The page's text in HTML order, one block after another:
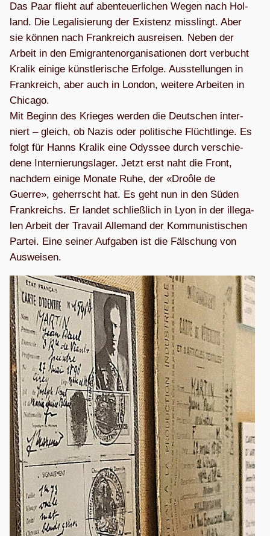
Das Paar flieht auf aben­teu­er­li­chen Wegen nach Hol­
land. Die Lega­li­sie­rung der Exis­tenz miss­lingt. Aber
sie kön­nen nach Frank­reich aus­rei­sen. Neben der
Arbeit in den Emi­gran­ten­or­ga­ni­sa­tio­nen dort ver­bucht
Kra­lik einige künst­le­ri­sche Erfolge. Aus­stel­lun­gen in
Frank­reich, aber auch in Lon­don, wei­tere Arbei­ten in
Chi­cago.
Mit Beginn des Krie­ges wer­den die Deut­schen inter­
niert – gleich, ob Nazis oder poli­ti­sche Flücht­linge. Es
folgt für Hanns Kra­lik eine Odys­see durch ver­schie­
dene Inter­nie­rungs­la­ger. Jetzt erst naht die Front,
nach­dem einige Monate Ruhe, der «Droôle de
Guerre», geherrscht hat. Es geht nun in den Süden
Frank­reichs. Er lan­det schließ­lich in Lyon in der ille­ga­
len Arbeit der Tra­vail Alle­mand der Kom­mu­nis­ti­schen
Par­tei. Eine sei­ner Auf­ga­ben ist die Fäl­schung von
Ausweisen.